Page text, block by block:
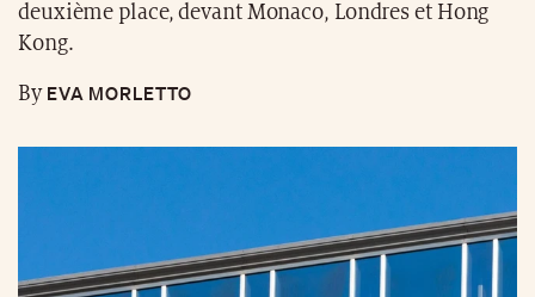
deuxième place, devant Monaco, Londres et Hong
Kong.
ByEVA MORLETTO